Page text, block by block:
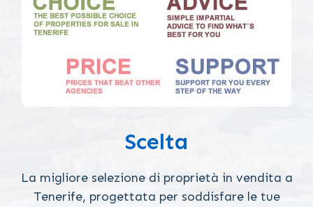
Scelta
La migliore selezione di proprietà in vendita a
Tenerife, progettata per soddisfare le tue